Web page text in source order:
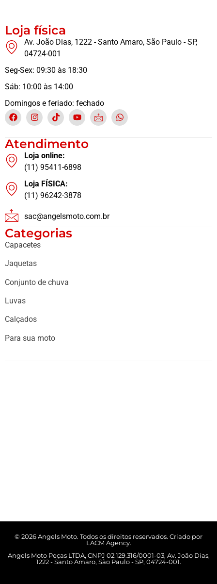
Loja física
Av. João Dias, 1222 - Santo Amaro, São Paulo - SP,
04724-001
Seg-Sex: 09:30 às 18:30
Sáb: 10:00 às 14:00
Domingos e feriado: fechado
Atendimento
Loja online:
(11) 95411-6898
Loja FÍSICA:
(11) 96242-3878
sac@angelsmoto.com.br
Categorias
Capacetes
Jaquetas
Conjunto de chuva
Luvas
Calçados
Para sua moto
© 2026 Angels Moto. Todos os direitos reservados. Criado por
LACM Agency.
Angels Moto Peças LTDA, CNPJ 02.129.316/0001-03, Av. João Dias,
1222 - Santo Amaro, São Paulo - SP, 04724-001.